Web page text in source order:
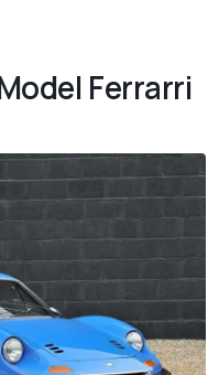
Ferrarri